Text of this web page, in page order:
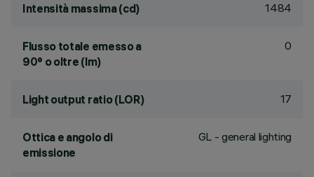
Intensità massima (cd) 1484
Flusso totale emesso a
90° o oltre (lm)
0
Light output ratio (LOR) 17
Ottica e angolo di
emissione
GL - general lighting